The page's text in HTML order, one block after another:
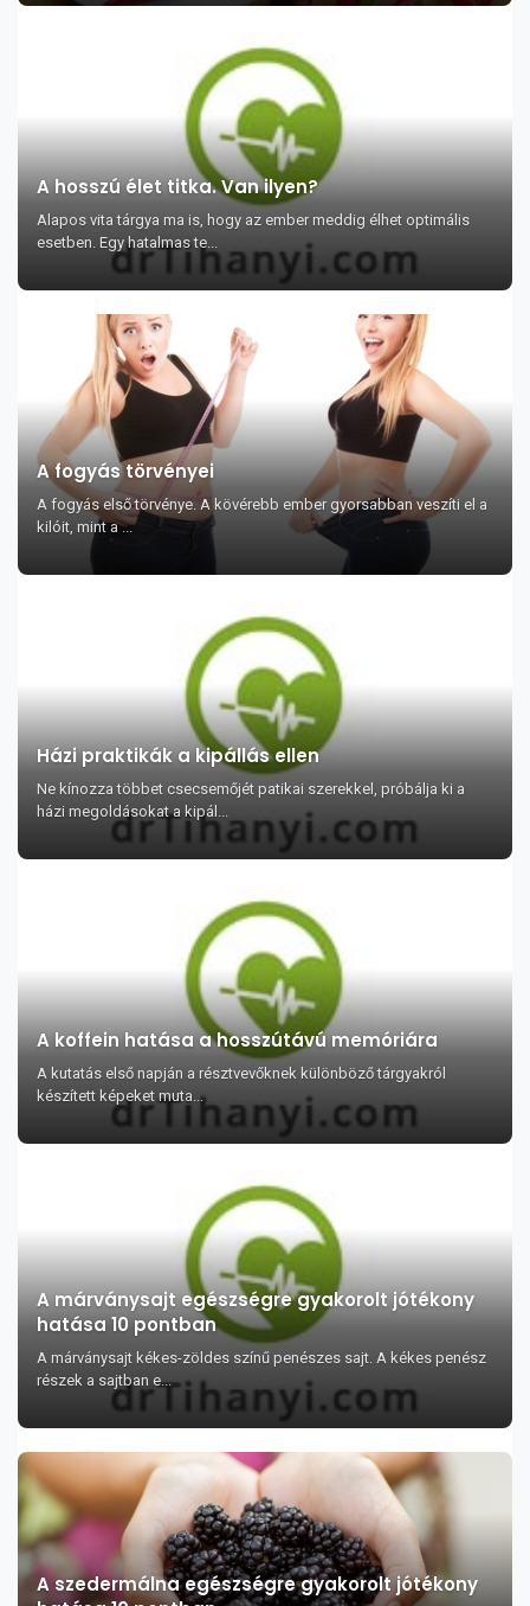
A hosszú élet titka. Van ilyen?
Alapos vita tárgya ma is, hogy az ember meddig élhet optimális
esetben. Egy hatalmas te...
A fogyás törvényei
A fogyás első törvénye. A kövérebb ember gyorsabban veszíti el a
kilóit, mint a ...
Házi praktikák a kipállás ellen
Ne kínozza többet csecsemőjét patikai szerekkel, próbálja ki a
házi megoldásokat a kipál...
A koffein hatása a hosszútávú memóriára
A kutatás első napján a résztvevőknek különböző tárgyakról
készített képeket muta...
A márványsajt egészségre gyakorolt jótékony
hatása 10 pontban
A márványsajt kékes-zöldes színű penészes sajt. A kékes penész
részek a sajtban e...
A szedermálna egészségre gyakorolt jótékony